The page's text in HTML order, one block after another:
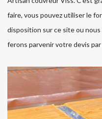
faire, vous pouvez utiliser le
disposition sur ce site ou
ferons parvenir votre devis par